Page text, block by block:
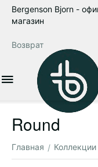
Bergenson Bjorn -
магазин
Возврат
Round
Главная /